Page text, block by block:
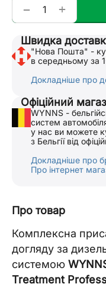
+
−
Швидка
"Нова Пошта" -
в середньому за
Докладніше про
Офіційний
WYNNS -
систем
у нас ви можете
з Бельгії від
Докладніше про
Про інтернет
Про товар
Комплексна
догляду за
системою
Treatment